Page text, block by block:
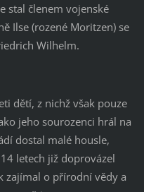
stal členem vojenské
Ilse (rozené Moritzen) se
Wilhelm.
dětí, z nichž však pouze
jeho sourozenci hrál na
dostal malé housle,
letech již doprovázel
zajímal o přírodní vědy a